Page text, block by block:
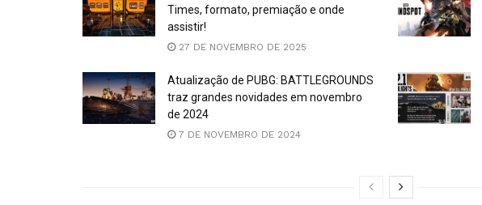
Times, formato, premiação e onde
assistir!
27 DE NOVEMBRO DE 2025
Atualização de PUBG: BATTLEGROUNDS
traz grandes novidades em novembro
de 2024
7 DE NOVEMBRO DE 2024